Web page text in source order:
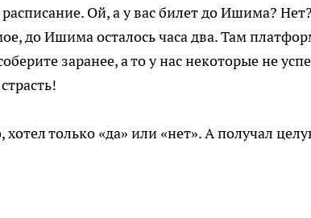
Ой, а у вас билет до Ишима?
до Ишима осталось часа два. Там
заранее, а то у нас некоторые не
хотел только «да» или «нет». А получал